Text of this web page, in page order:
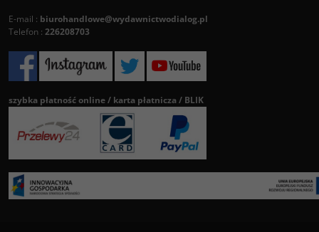
E-mail : biurohandlowe@wydawnictwodialog.pl
Telefon : 226208703
szybka płatność online / karta płatnicza / BLIK